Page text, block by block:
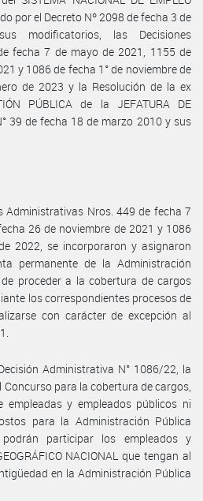
por el Decreto Nº 2098 de fecha 3 de
modificatorios, las Decisiones
fecha 7 de mayo de 2021, 1155 de
y 1086 de fecha 1° de noviembre de
de 2023 y la Resolución de la ex
PÚBLICA de la JEFATURA DE
39 de fecha 18 de marzo 2010 y sus
Administrativas Nros. 449 de fecha 7
26 de noviembre de 2021 y 1086
2022, se incorporaron y asignaron
permanente de la Administración
proceder a la cobertura de cargos
los correspondientes procesos de
con carácter de excepción al
Administrativa N° 1086/22, la
para la cobertura de cargos,
y empleados públicos ni
para la Administración Pública
participar los empleados y
NACIONAL que tengan al
en la Administración Pública